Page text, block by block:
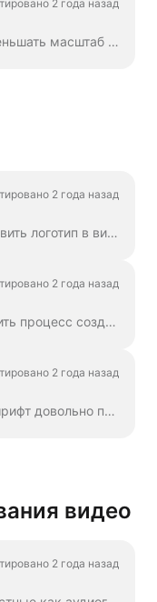
2 года назад
Вы можете увеличивать и уменьшать масштаб временной шкалы в Wave.video, чтобы сделать процесс редактирования более удобным и точным. Эту функцию можно найти под ти...
2 года назад
Существует три способа добавить логотип в видео! Давайте рассмотрим каждый способ и разберемся в его плюсах и минусах! Если вы планируете использовать логотип действительно ...
2 года назад
Брендинг - это способ упростить процесс создания брендированных видео, причем с максимальной эффективностью. Он дает вам возможность использовать несколько "брендов...
2 года назад
Добавить свой собственный шрифт довольно просто. Первый способ сделать это - воспользоваться менеджером брендов. В любом проекте нажмите кнопку "Управление брендами", она находится в верхней ...
видео
2 года назад